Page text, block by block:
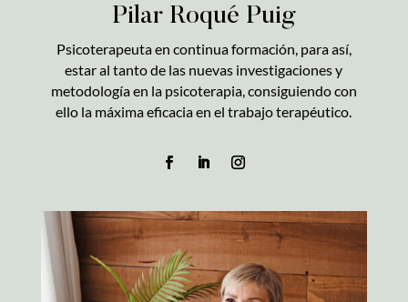
Pilar Roqué Puig
Psicoterapeuta en continua formación, para así,
estar al tanto de las nuevas investigaciones y
metodología en la psicoterapia, consiguiendo con
ello la máxima eficacia en el trabajo terapéutico.